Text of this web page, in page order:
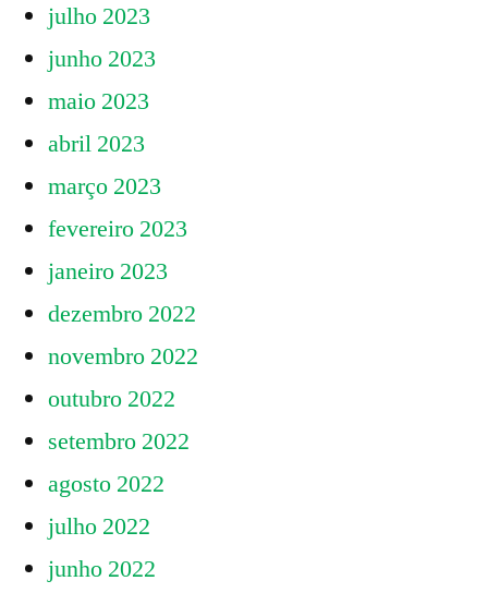
julho 2023
junho 2023
maio 2023
abril 2023
março 2023
fevereiro 2023
janeiro 2023
dezembro 2022
novembro 2022
outubro 2022
setembro 2022
agosto 2022
julho 2022
junho 2022